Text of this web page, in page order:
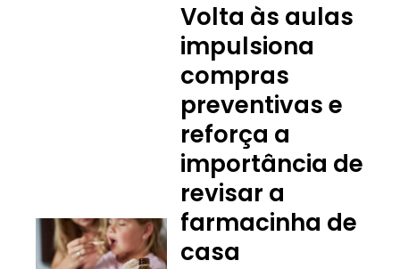
Volta às aulas
impulsiona
compras
preventivas e
reforça a
importância de
revisar a
farmacinha de
casa